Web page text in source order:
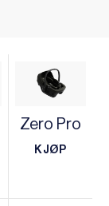
Zero Pro
KJØP